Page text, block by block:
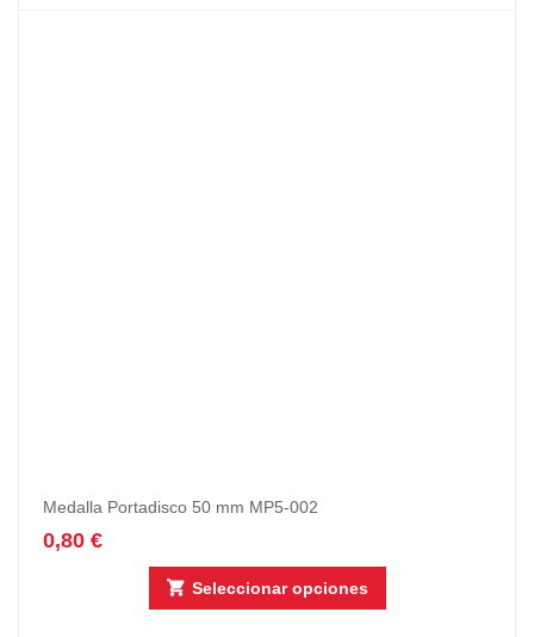
Medalla Portadisco 50 mm MP5-002
0,80 €
Seleccionar opciones